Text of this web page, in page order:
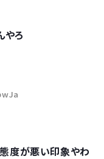
やろ
度が悪い印象やわ